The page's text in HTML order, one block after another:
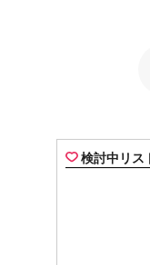
検討中リス